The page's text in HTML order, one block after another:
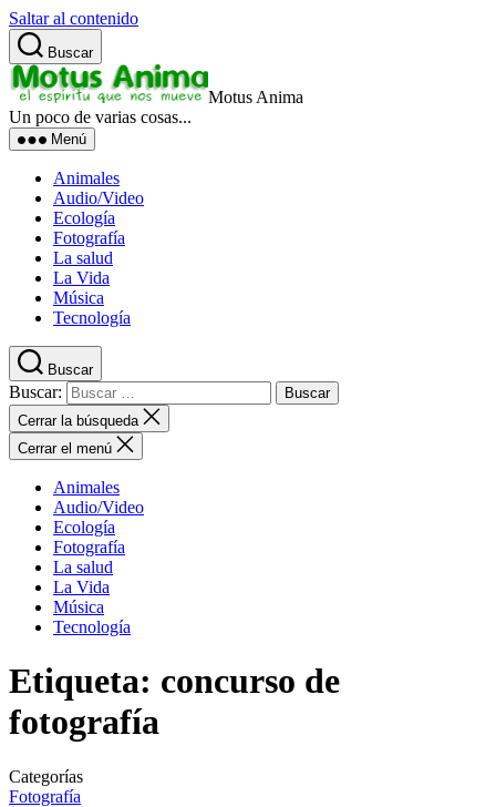
Saltar al contenido
Buscar
Motus Anima
Un poco de varias cosas...
Menú
Animales
Audio/Video
Ecología
Fotografía
La salud
La Vida
Música
Tecnología
Buscar
Buscar:
Cerrar la búsqueda
Cerrar el menú
Animales
Audio/Video
Ecología
Fotografía
La salud
La Vida
Música
Tecnología
Etiqueta: concurso de
fotografía
Categorías
Fotografía